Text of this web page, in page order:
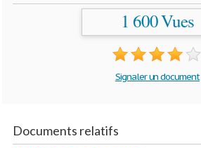
1 600 Vues
Signaler un document
Documents relatifs